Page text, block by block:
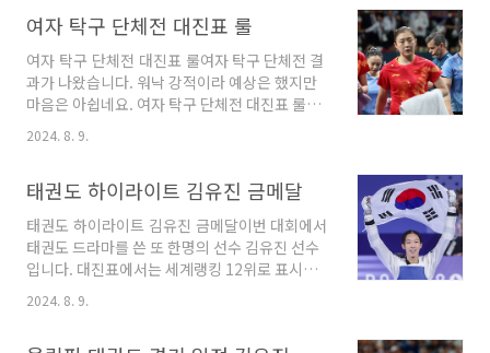
자리 잡았는데요. 그 부분을 해결하기 위한 파일
입니다. HWP의 보안 취약성에..
시기가 되면 항상 화두에 오르는 이야기 중 하나
가 "금메달 따면 얼마 버나?" 인 것 같습니다.오
늘은 대회 기적을 이룬 대한민국 금메달 순위와
금메달 따면 얼마 버는지 알아보도록 하겠습니
다. 목차 1. 파리 올림픽 메달 순위 2. 금메달 연
금 포상금 올림픽 메달 순위 금메달 연금1. 파
급으로 약하다는 평가를 받았고 외국 전문가들은
한국의 예상 메달을 8개로 책정했습니다...
여자 탁구 단체전 대진표 룰
여자 탁구 단체전 대진표 룰여자 탁구 단체전 결
과가 나왔습니다. 워낙 강적이라 예상은 했지만
마음은 아쉽네요. 여자 탁구 단체전 대진표 룰에
대해서 알아보겠습니다. 복식1경기 패한후 전지
희, 신유빈 선수의 아쉬워 하는 표정입니다. 사진
프네요. 대한민국 대표팀이라서 석패, 졌잘싸 등
의 말을 해주고 싶지만..팩트는 아까울 것도 없이
너무 깔끔하게 완패했다. 중국의 벽이 너무 높네
요. 여자 탁구 단체전 대진표1. 여자 탁구 준결승
전 경기 결과 대한민국 선수와 국민들은 아쉬운
것은 당연하지만 세계랭킹 1위의 실력이 너무도
서 1게임 이긴 것 외에는 모든 게임에서 졌습니
2024. 8. 9.
태권도 하이라이트 김유진 금메달
태권도 하이라이트 김유진 금메달이번 대회에서
태권도 드라마를 쓴 또 한명의 선수 김유진 선수
입니다. 대진표에서는 세계랭킹 12위로 표시되
는데 기사에는 세계랭킹 24위로 언급하는데 상
위랭커들을 줄줄이 격파하고 금메달을 따냈습니
2024. 8. 9.